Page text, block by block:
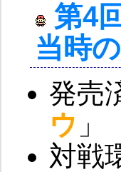
第4
当時
発売
ウ 」
対戦